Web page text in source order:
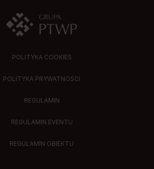
POLITYKA COOKIES
POLITYKA PRYWATNOŚCI
REGULAMIN
REGULAMIN EVENTU
REGULAMIN OBIEKTU